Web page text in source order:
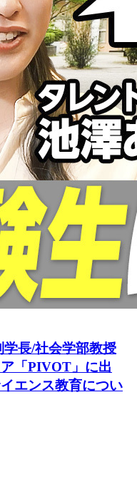
学長/社会学部教授
「PIVOT」に出
エンス教育につい